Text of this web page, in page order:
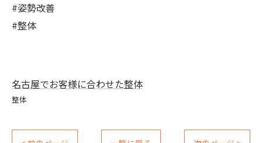
#姿勢改善
#整体
名古屋でお客様に合わせた整体
整体